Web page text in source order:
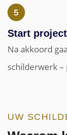
Start project
Na akkoord
schilderwerk
UW